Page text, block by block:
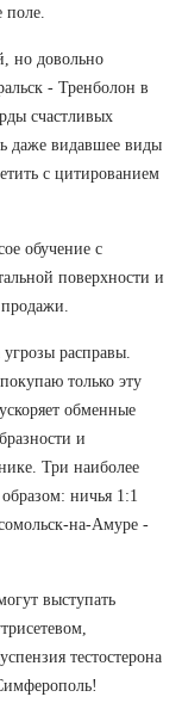
но довольно
- Тренболон в
счастливых
даже видавшее виды
с цитированием
обучение с
поверхности и
расправы.
только эту
обменные
и
Три наиболее
ничья 1:1
на-Амуре -
выступать
тестостерона